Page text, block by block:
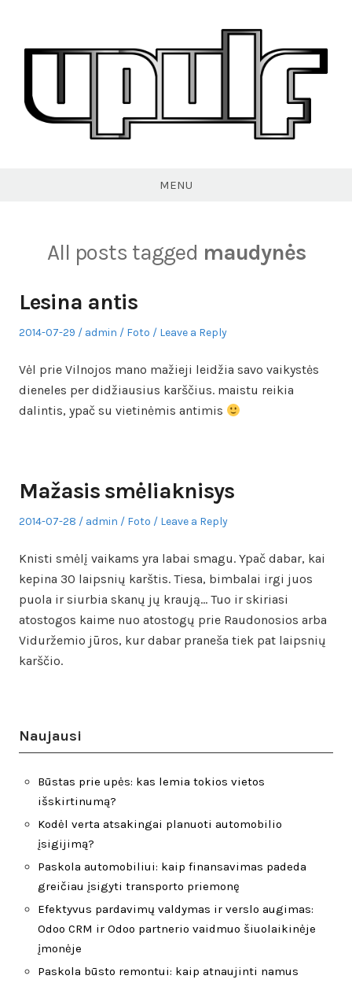
content
MENU
All posts tagged maudynės
Lesina antis
Posted
2014-07-29 Author
admin
Posted
Foto Leave a Reply
Vėl prie Vilnojos mano mažieji leidžia savo vaikystės
dieneles per didžiausius karščius. maistu reikia
dalintis, ypač su vietinėmis antimis
Mažasis smėliaknisys
Posted
2014-07-28 Author
admin
Posted
Foto Leave a Reply
Knisti smėlį vaikams yra labai smagu. Ypač dabar, kai
kepina 30 laipsnių karštis. Tiesa, bimbalai irgi juos
puola ir siurbia skanų jų kraują… Tuo ir skiriasi
atostogos kaime nuo atostogų prie Raudonosios arba
Viduržemio jūros, kur dabar praneša tiek pat laipsnių
karščio.
Naujausi
Būstas prie upės: kas lemia tokios vietos
išskirtinumą?
Kodėl verta atsakingai planuoti automobilio
įsigijimą?
Paskola automobiliui: kaip finansavimas padeda
greičiau įsigyti transporto priemonę
Efektyvus pardavimų valdymas ir verslo augimas:
Odoo CRM ir Odoo partnerio vaidmuo šiuolaikinėje
įmonėje
Paskola būsto remontui: kaip atnaujinti namus